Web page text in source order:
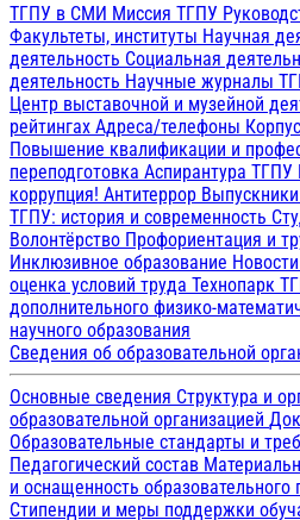
ТГПУ в СМИ Миссия ТГПУ
Факультеты, институты Научная
деятельность Социальная
деятельность Научные журналы
Центр выставочной и музейной
рейтингах Адреса/телефоны
Повышение квалификации и
переподготовка Аспирантура ТГПУ
коррупция! Антитеррор
ТГПУ: история и современность
Волонтёрство Профориентация и
Инклюзивное образование
оценка условий труда Технопарк
дополнительного физико-
научного образования
Сведения об образовательной
Основные сведения Структура и
образовательной организацией
Образовательные стандарты и
Педагогический состав
и оснащенность
Стипендии и меры поддержки